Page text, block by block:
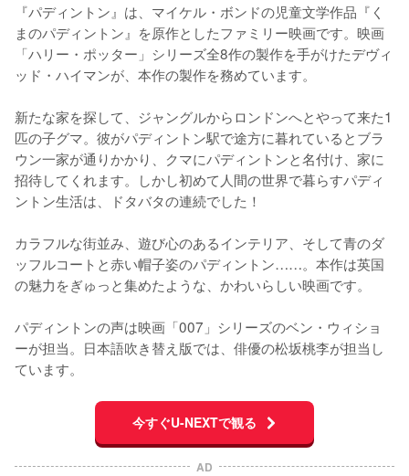
『パディントン』は、マイケル・ボンドの児童文学作品『く
まのパディントン』を原作としたファミリー映画です。映画
「ハリー・ポッター」シリーズ全8作の製作を手がけたデヴィ
ッド・ハイマンが、本作の製作を務めています。
新たな家を探して、ジャングルからロンドンへとやって来た1
匹の子グマ。彼がパディントン駅で途方に暮れているとブラ
ウン一家が通りかかり、クマにパディントンと名付け、家に
招待してくれます。しかし初めて人間の世界で暮らすパディ
ントン生活は、ドタバタの連続でした！
カラフルな街並み、遊び心のあるインテリア、そして青のダ
ッフルコートと赤い帽子姿のパディントン……。本作は英国
の魅力をぎゅっと集めたような、かわいらしい映画です。
パディントンの声は映画「007」シリーズのベン・ウィショ
ーが担当。日本語吹き替え版では、俳優の松坂桃李が担当し
ています。
今すぐU-NEXTで観る
AD